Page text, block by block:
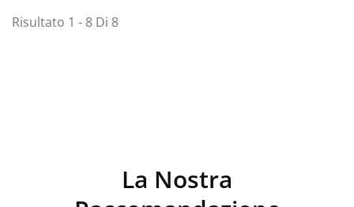
Risultato 1 - 8 Di 8
La Nostra